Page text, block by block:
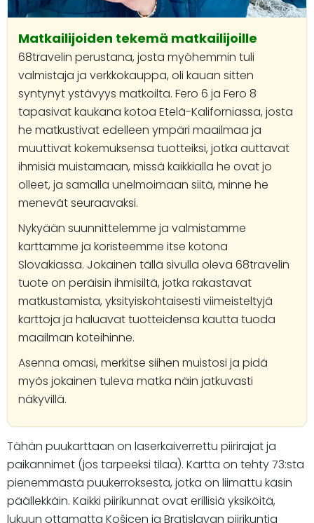
Matkailijoiden tekemä matkailijoille
68travelin perustana, josta myöhemmin tuli
valmistaja ja verkkokauppa, oli kauan sitten
syntynyt ystävyys matkoilta. Fero 6 ja Fero 8
tapasivat kaukana kotoa Etelä-Kaliforniassa, josta
he matkustivat edelleen ympäri maailmaa ja
muuttivat kokemuksensa tuotteiksi, jotka auttavat
ihmisiä muistamaan, missä kaikkialla he ovat jo
olleet, ja samalla unelmoimaan siitä, minne he
menevät seuraavaksi.
Nykyään suunnittelemme ja valmistamme
karttamme ja koristeemme itse kotona
Slovakiassa. Jokainen tällä sivulla oleva 68travelin
tuote on peräisin ihmisiltä, jotka rakastavat
matkustamista, yksityiskohtaisesti viimeisteltyjä
karttoja ja haluavat tuotteidensa kautta tuoda
maailman koteihinne.
Asenna omasi, merkitse siihen muistosi ja pidä
myös jokainen tuleva matka näin jatkuvasti
näkyvillä.
Tähän puukarttaan on laserkaiverrettu piirirajat ja
paikannimet (jos tarpeeksi tilaa). Kartta on tehty 73:sta
pienemmästä puukerroksesta, jotka on liimattu käsin
päällekkäin. Kaikki piirikunnat ovat erillisiä yksiköitä,
lukuun ottamatta Košicen ja Bratislavan piirikuntia